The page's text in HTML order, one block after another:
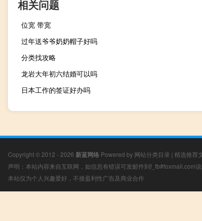
相关问题
位宽 带宽
过年送爷爷奶奶帽子好吗
分类找攻略
龙岩大年初六结婚可以吗
日本工作的签证好办吗
Copyright © 2012 - 2026 新蓝网络 Powered by 网站分类目录 | 精选推荐
声明：本站内容来自互联网，如信息有错误可发邮件到f_fb#foxmail.com
本站仅为个人兴趣爱好，不接盈利性广告及商业合作